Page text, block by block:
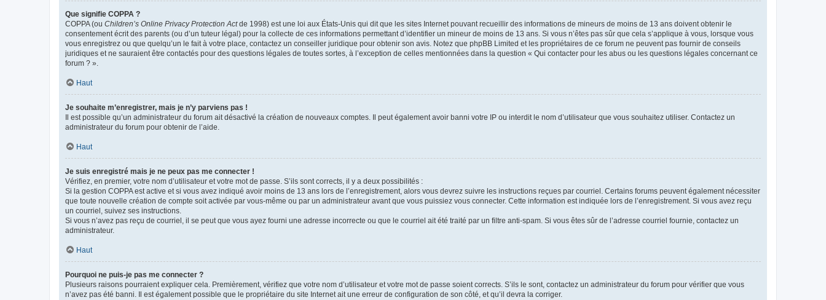
Que signifie COPPA ?
COPPA (ou Children’s Online Privacy Protection Actde 1998) est une loi aux États-Unis qui dit que les sites Internet pouvant recueillir des informations de mineurs de moins de 13 ans doivent obtenir le
consentement écrit des parents (ou d’un tuteur légal) pour la collecte de ces informations permettant d’identifier un mineur de moins de 13 ans. Si vous n’êtes pas sûr que cela s’applique à vous, lorsque vous
vous enregistrez ou que quelqu’un le fait à votre place, contactez un conseiller juridique pour obtenir son avis. Notez que phpBB Limited et les propriétaires de ce forum ne peuvent pas fournir de conseils
juridiques et ne sauraient être contactés pour des questions légales de toutes sortes, à l’exception de celles mentionnées dans la question « Qui contacter pour les abus ou les questions légales concernant ce
forum ? ».
Haut
Je souhaite m’enregistrer, mais je n’y parviens pas !
Il est possible qu’un administrateur du forum ait désactivé la création de nouveaux comptes. Il peut également avoir banni votre IP ou interdit le nom d’utilisateur que vous souhaitez utiliser. Contactez un
administrateur du forum pour obtenir de l’aide.
Haut
Je suis enregistré mais je ne peux pas me connecter !
Vérifiez, en premier, votre nom d’utilisateur et votre mot de passe. S’ils sont corrects, il y a deux possibilités :
Si la gestion COPPA est active et si vous avez indiqué avoir moins de 13 ans lors de l’enregistrement, alors vous devrez suivre les instructions reçues par courriel. Certains forums peuvent également nécessiter
que toute nouvelle création de compte soit activée par vous-même ou par un administrateur avant que vous puissiez vous connecter. Cette information est indiquée lors de l’enregistrement. Si vous avez reçu
un courriel, suivez ses instructions.
Si vous n’avez pas reçu de courriel, il se peut que vous ayez fourni une adresse incorrecte ou que le courriel ait été traité par un filtre anti-spam. Si vous êtes sûr de l’adresse courriel fournie, contactez un
administrateur.
Haut
Pourquoi ne puis-je pas me connecter ?
Plusieurs raisons pourraient expliquer cela. Premièrement, vérifiez que votre nom d’utilisateur et votre mot de passe soient corrects. S’ils le sont, contactez un administrateur du forum pour vérifier que vous
n’avez pas été banni. Il est également possible que le propriétaire du site Internet ait une erreur de configuration de son côté, et qu’il devra la corriger.